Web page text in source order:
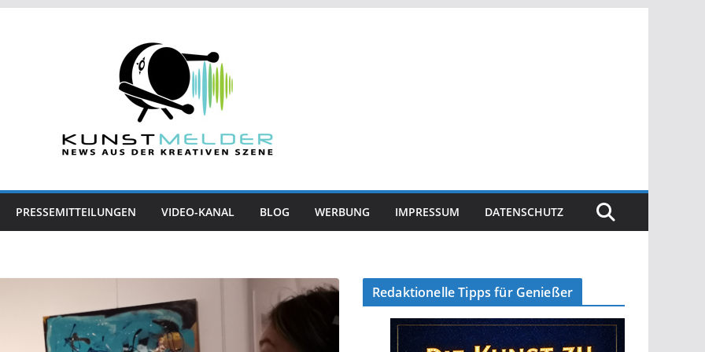
PRESSEMITTEILUNGEN VIDEO-KANAL BLOG WERBUNG IMPRESSUM DATENSCHUTZ
Redaktionelle Tipps für Genießer